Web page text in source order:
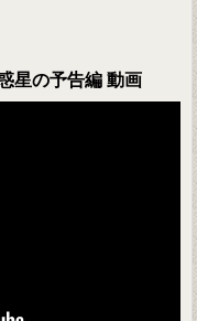
星の予告編 動画